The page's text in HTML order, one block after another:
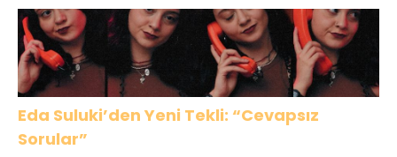
Eda Suluki’den Yeni Tekli: “Cevapsız
Sorular”